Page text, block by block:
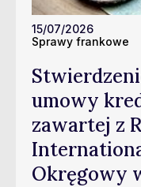
15/07/2026
Sprawy frankowe
umowy
zawartej z
Okręgowy